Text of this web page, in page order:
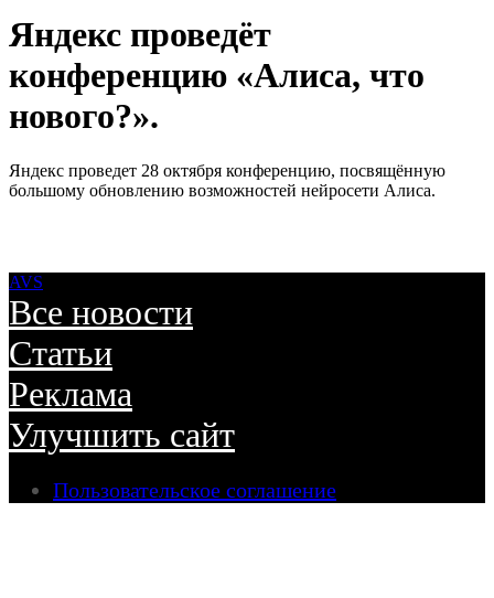
Яндекс проведёт
конференцию «Алиса, что
нового?».
Яндекс проведет 28 октября конференцию, посвящённую
большому обновлению возможностей нейросети Алиса.
AVS
Все новости
Статьи
Реклама
Улучшить сайт
Пользовательское соглашение